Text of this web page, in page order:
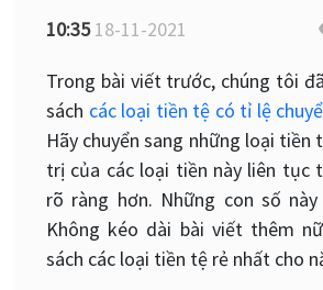
10:3518-11-2021
Trong bài viết trước, chúng tôi
sách các loại tiền tệ có tỉ lệ
Hãy chuyển sang những loại tiền
trị của các loại tiền này liên tục
rõ ràng hơn. Những con số
Không kéo dài bài viết thêm
sách các loại tiền tệ rẻ nhất cho